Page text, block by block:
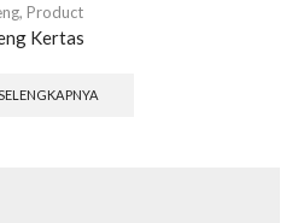
, Product
Kertas